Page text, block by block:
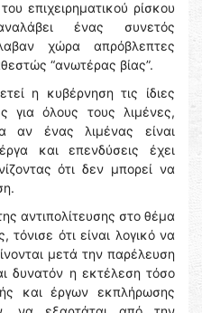
επιχειρηματικού ρίσκου
ένας συνετός
χώρα απρόβλεπτες
“ανωτέρας βίας”.
η κυβέρνηση τις ίδιες
για όλους τους λιμένες,
αν ένας λιμένας είναι
και επενδύσεις έχει
ότι δεν μπορεί να
αντιπολίτευσης στο θέμα
τόνισε ότι είναι λογικό να
μετά την παρέλευση
δυνατόν η εκτέλεση τόσο
και έργων εκπλήρωσης